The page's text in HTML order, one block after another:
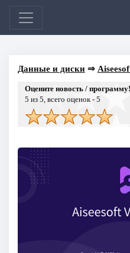
Данные и диски⇒
Оцените новость / программу!
5 из 5, всего оценок - 5